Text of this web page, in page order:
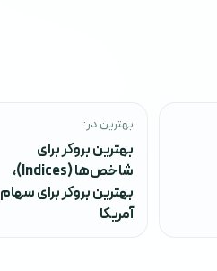
بهترین در:
بهترین بروکر برای
شاخص‌ها (Indices)
،
بهترین بروکر برای سهام
آمریکا